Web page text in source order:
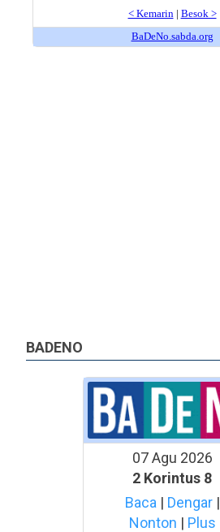
BADENO
07 Agu 2026
2 Korintus 8
Baca | Dengar|
Nonton | Plus